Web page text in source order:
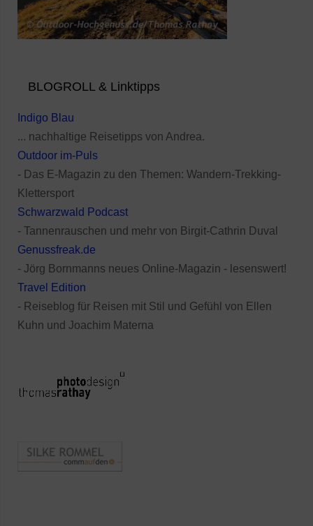
BLOGROLL & Linktipps
Indigo Blau
... nachhaltige Reisetipps von Andrea.
Outdoor im-Puls
- Das E-Magazin zu den Themen: Wandern-Trekking-
Klettersport
Schwarzwald Podcast
- Tannenrauschen und mehr von Birgit-Cathrin Duval
Genussfreak.de
- Jörg Bornmanns neues Online-Magazin - lesenswert!
Travel Edition
- Reiseblog für Reisen mit Stil und Gefühl von Ellen
Kuhn und Joachim Materna